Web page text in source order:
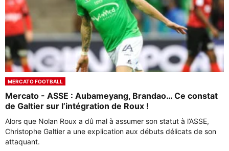
MERCATO FOOTBALL
Mercato - ASSE : Aubameyang, Brandao… Ce constat
de Galtier sur l’intégration de Roux !
Alors que Nolan Roux a dû mal à assumer son statut à l’ASSE,
Christophe Galtier a une explication aux débuts délicats de son
attaquant.